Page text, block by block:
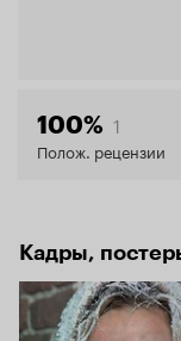
100% 1
Полож. рецензии
Кадры,